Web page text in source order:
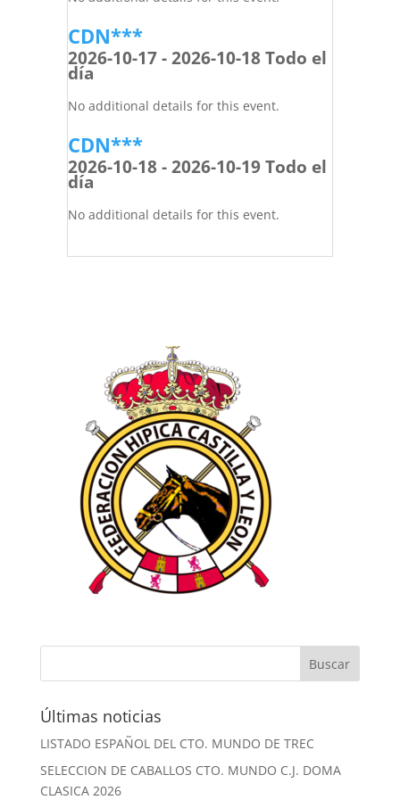
CDN***
2026-10-17 - 2026-10-18 Todo el
día
No additional details for this event.
CDN***
2026-10-18 - 2026-10-19 Todo el
día
No additional details for this event.
Últimas noticias
LISTADO ESPAÑOL DEL CTO. MUNDO DE TREC
SELECCION DE CABALLOS CTO. MUNDO C.J. DOMA
CLASICA 2026